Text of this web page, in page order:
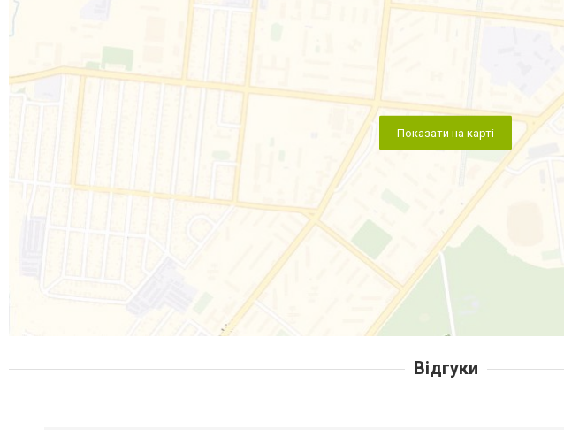
Показати на карті
Відгуки